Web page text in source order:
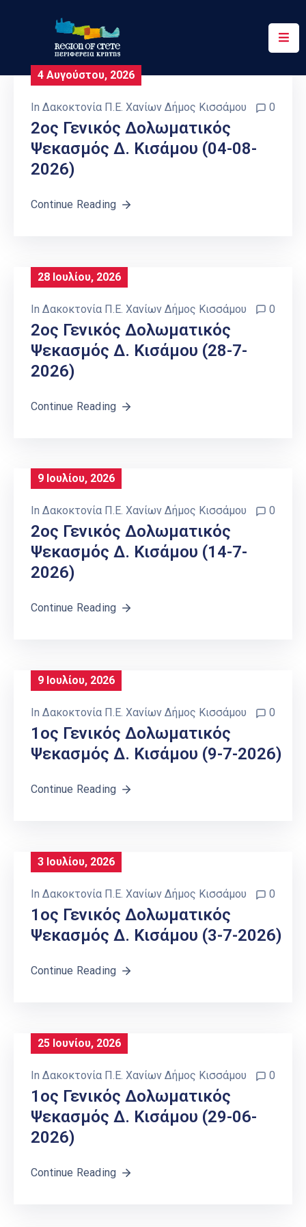
Περιφέρεια
Έργα
Δράσεις
Υπηρεσίες
4 Αυγούστου, 2026
In Δακοκτονία Π.Ε. Χανίων Δήμος Κισσάμου 0
2ος Γενικός Δολωματικός
Ψεκασμός Δ. Κισάμου (04-08-
2026)
Continue Reading
28 Ιουλίου, 2026
In Δακοκτονία Π.Ε. Χανίων Δήμος Κισσάμου 0
2ος Γενικός Δολωματικός
Ψεκασμός Δ. Κισάμου (28-7-
2026)
Continue Reading
9 Ιουλίου, 2026
In Δακοκτονία Π.Ε. Χανίων Δήμος Κισσάμου 0
2ος Γενικός Δολωματικός
Ψεκασμός Δ. Κισάμου (14-7-
2026)
Continue Reading
9 Ιουλίου, 2026
In Δακοκτονία Π.Ε. Χανίων Δήμος Κισσάμου 0
1ος Γενικός Δολωματικός
Ψεκασμός Δ. Κισάμου (9-7-2026)
Continue Reading
3 Ιουλίου, 2026
In Δακοκτονία Π.Ε. Χανίων Δήμος Κισσάμου 0
1ος Γενικός Δολωματικός
Ψεκασμός Δ. Κισάμου (3-7-2026)
Continue Reading
25 Ιουνίου, 2026
In Δακοκτονία Π.Ε. Χανίων Δήμος Κισσάμου 0
1ος Γενικός Δολωματικός
Ψεκασμός Δ. Κισάμου (29-06-
2026)
Continue Reading